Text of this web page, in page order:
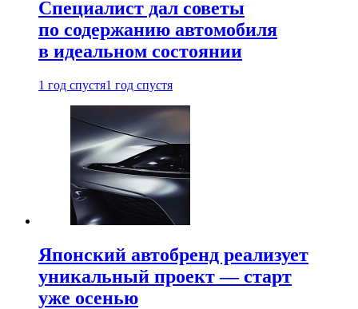
Специалист дал советы
по содержанию автомобиля
в идеальном состоянии
1 год спустя1 год спустя
Японский автобренд реализует
уникальный проект — старт
уже осенью